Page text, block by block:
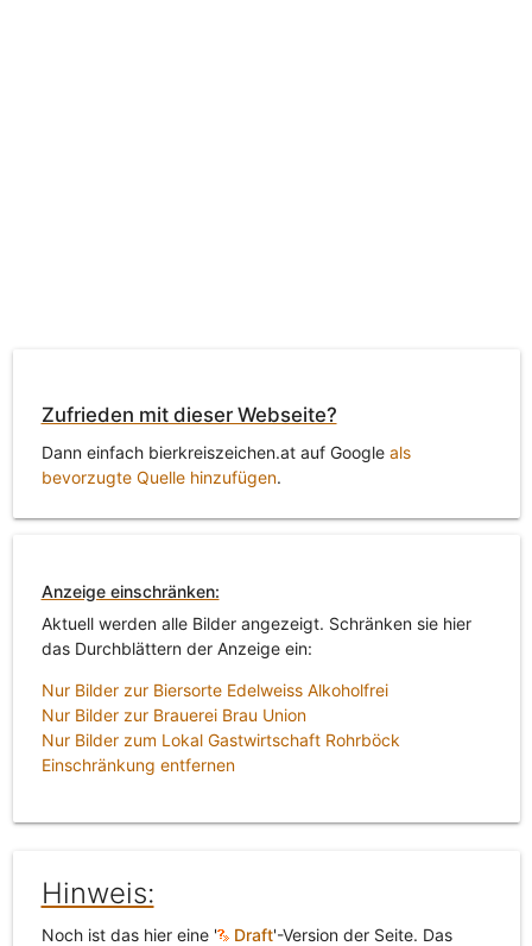
Zufrieden mit dieser Webseite?
Dann einfach bierkreiszeichen.at auf Google als
bevorzugte Quelle hinzufügen.
Anzeige einschränken:
Aktuell werden alle Bilder angezeigt. Schränken sie hier
das Durchblättern der Anzeige ein:
Nur Bilder zur Biersorte Edelweiss Alkoholfrei
Nur Bilder zur Brauerei Brau Union
Nur Bilder zum Lokal Gastwirtschaft Rohrböck
Einschränkung entfernen
Hinweis:
Noch ist das hier eine ' Draft'-Version der Seite. Das